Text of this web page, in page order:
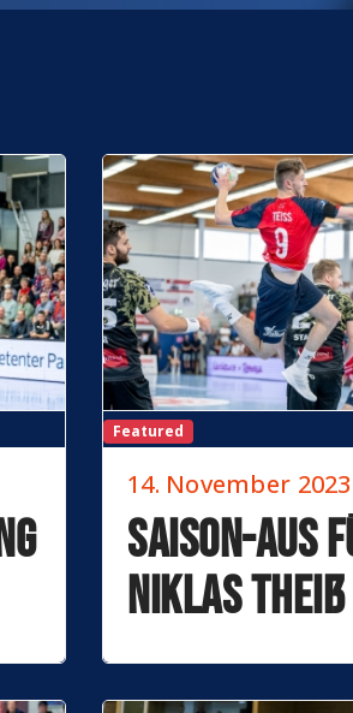
Featured
Saison-Aus
Niklas Theiß
14. November 2023